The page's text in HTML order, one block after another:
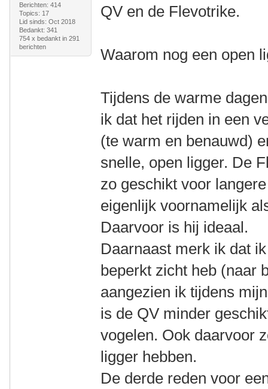
Berichten: 414
Topics: 17
Lid sinds: Oct 2018
Bedankt: 341
754 x bedankt in 291
berichten
QV en de Flevotrike.
Waarom nog een open
Tijdens de warme
ik dat het rijden in een
(te warm en benauwd)
snelle, open ligger. De
zo geschikt voor
eigenlijk voornamelijk
Daarvoor is hij ideaal.
Daarnaast merk ik dat
beperkt zicht heb (naar
aangezien ik tijdens
is de QV minder
vogelen. Ook daarvoor
ligger hebben.
De derde reden voor